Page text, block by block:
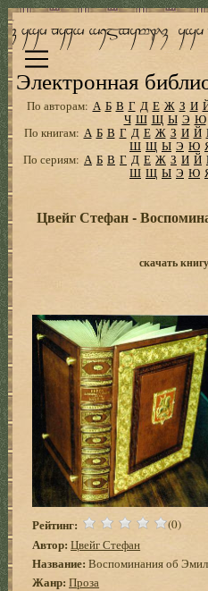
Электронная
По авторам: А Б В Г Д Е Ж З И
Ч Ш Щ Ы Э Ю
По книгам: А Б В Г Д Е Ж З И Й
Ш Щ Ы Э Ю
По сериям: А Б В Г Д Е Ж З И Й
Ш Щ Ы Э Ю
Цвейг Стефан -
скачать
Рейтинг: (0)
Автор: Цвейг Стефан
Название: Воспоминания об
Жанр: Проза